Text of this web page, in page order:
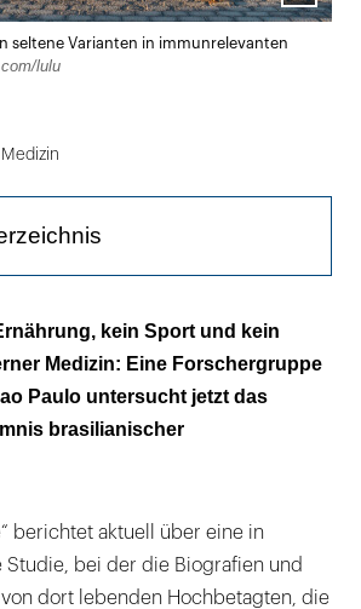
Lightbox
öffnen
seltene Varianten in immunrelevanten
lulu
Medizin
nicht Abbau, sondern
zeigen seltene Varianten in
Genen
hervor
kein Sport und kein
Medizin: Eine Forschergruppe
Paulo untersucht jetzt das
brasilianischer
berichtet aktuell über eine in
Studie, bei der die Biografien und
von dort lebenden Hochbetagten, die